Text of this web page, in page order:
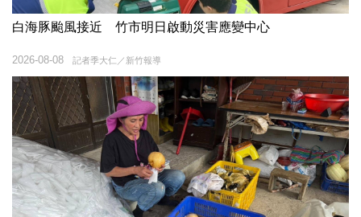
白海豚颱風接近 竹市明日啟動災害應變中心
記者季大仁／新竹報導
2026-08-08